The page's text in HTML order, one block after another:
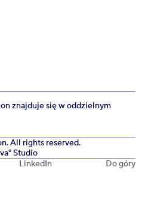
znajduje się w oddzielnym
All rights reserved.
Studio
LinkedIn Do góry